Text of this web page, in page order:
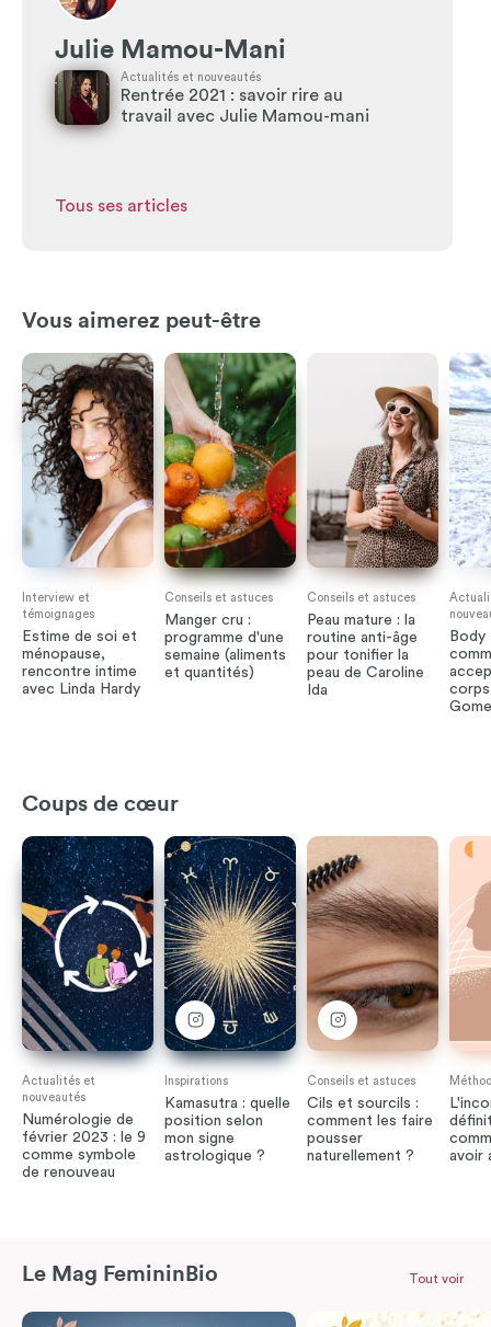
Julie Mamou-Mani
Actualités et nouveautés
Rentrée 2021 : savoir rire au
travail avec Julie Mamou-mani
Tous ses articles
Vous aimerez peut-être
Interview et
témoignages
Estime de soi et
ménopause,
rencontre intime
avec Linda Hardy
Conseils et astuces
Manger cru :
programme d'une
semaine (aliments
et quantités)
Conseils et astuces
Peau mature : la
routine anti-âge
pour tonifier la
peau de Caroline
Ida
Body
Coups de cœur
Actualités et
nouveautés
Numérologie de
février 2023 : le 9
comme symbole
de renouveau
Inspirations
Kamasutra : quelle
position selon
mon signe
astrologique ?
Conseils et astuces
Cils et sourcils :
comment les faire
pousser
naturellement ?
avoir
Le Mag FemininBio Tout voir